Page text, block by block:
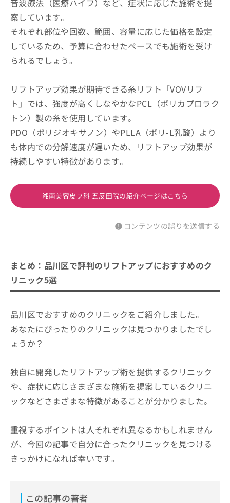
案しています。
それぞれ部位や回数、範囲、容量に応じた価格を設定
しているため、予算に合わせたペースでも施術を受け
られるでしょう。
リフトアップ効果が期待できる糸リフト「VOVリフ
ト」では、強度が高くしなやかなPCL（ポリカプロラク
トン）製の糸を使用しています。
PDO（ポリジオキサノン）やPLLA（ポリ-L乳酸）より
も体内での分解速度が遅いため、リフトアップ効果が
持続しやすい特徴があります。
湘南美容皮フ科 五反田院の紹介ページはこちら
コンテンツの誤りを送信する
まとめ：品川区で評判のリフトアップにおすすめのク
リニック5選
品川区でおすすめのクリニックをご紹介しました。
あなたにぴったりのクリニックは見つかりましたでし
ょうか？
独自に開発したリフトアップ術を提供するクリニック
や、症状に応じさまざまな施術を提案しているクリニ
ックなどさまざまな特徴があることが分かりました。
重視するポイントは人それぞれ異なるかもしれません
が、今回の記事で自分に合ったクリニックを見つける
きっかけになれば幸いです。
この記事の著者